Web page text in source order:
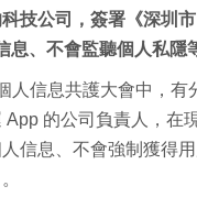
技公司，簽署《深圳
息、不會監聽個人私隱
信息共護大會中，有
的公司負責人，在
信息、不會強制獲得